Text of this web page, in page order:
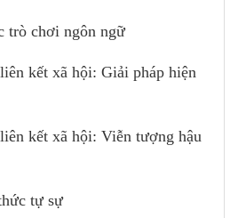
trò chơi ngôn ngữ
kết xã hội: Giải pháp hiện
kết xã hội: Viễn tượng hậu
tự sự